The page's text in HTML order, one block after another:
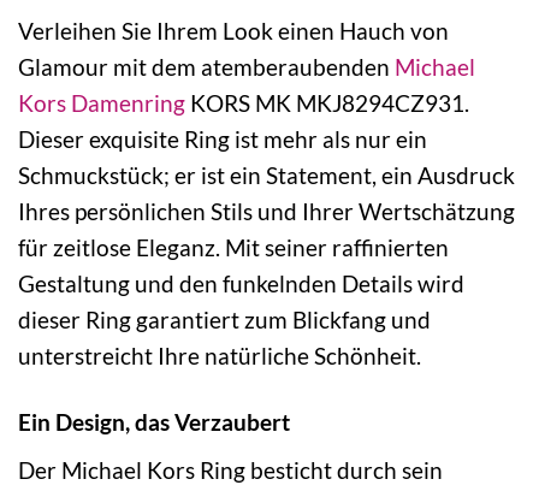
Verleihen Sie Ihrem Look einen Hauch von
Glamour mit dem atemberaubenden Michael
Kors Damenring KORS MK MKJ8294CZ931.
Dieser exquisite Ring ist mehr als nur ein
Schmuckstück; er ist ein Statement, ein Ausdruck
Ihres persönlichen Stils und Ihrer Wertschätzung
für zeitlose Eleganz. Mit seiner raffinierten
Gestaltung und den funkelnden Details wird
dieser Ring garantiert zum Blickfang und
unterstreicht Ihre natürliche Schönheit.
Ein Design, das Verzaubert
Der Michael Kors Ring besticht durch sein